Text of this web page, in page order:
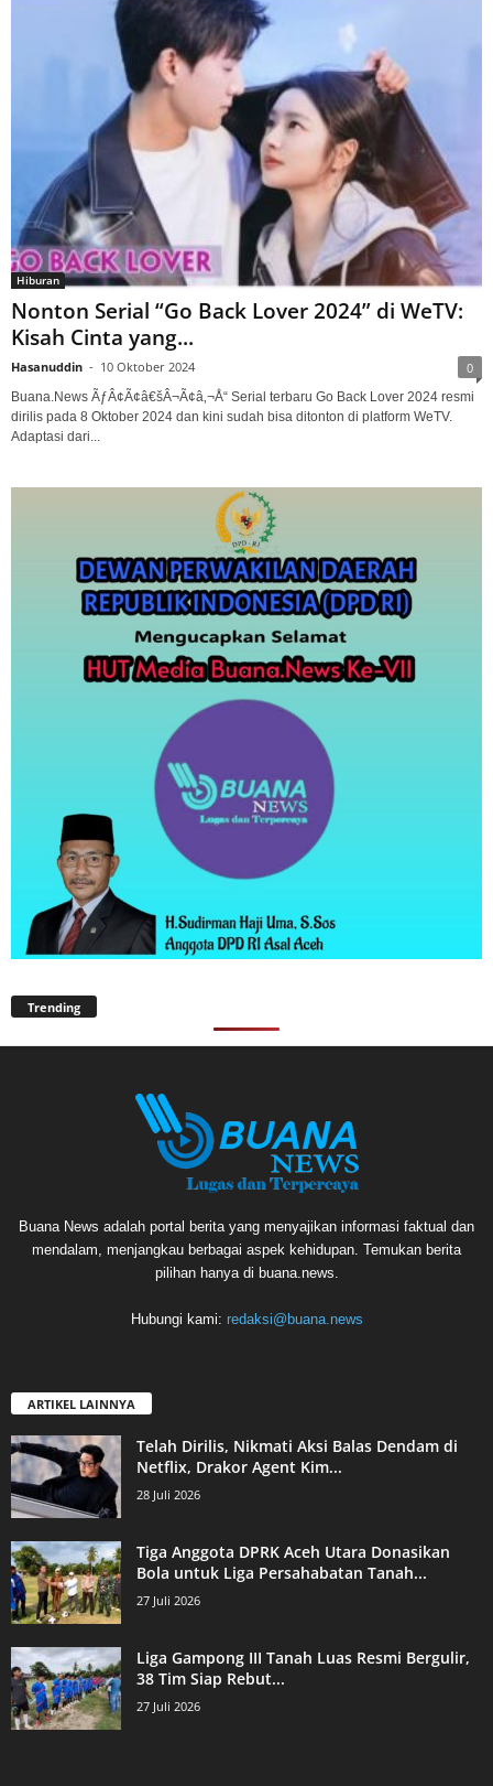
Hiburan
Nonton Serial “Go Back Lover 2024” di WeTV:
Kisah Cinta yang...
Hasanuddin - 10 Oktober 2024 0
Buana.News ÃƒÂ¢Ã¢â€šÂ¬Ã¢â‚¬Å“ Serial terbaru Go Back Lover 2024 resmi
dirilis pada 8 Oktober 2024 dan kini sudah bisa ditonton di platform WeTV.
Adaptasi dari...
Trending
Buana News adalah portal berita yang menyajikan informasi faktual dan
mendalam, menjangkau berbagai aspek kehidupan. Temukan berita
pilihan hanya di buana.news.
Hubungi kami: redaksi@buana.news
ARTIKEL LAINNYA
Telah Dirilis, Nikmati Aksi Balas Dendam di
Netflix, Drakor Agent Kim...
28 Juli 2026
Tiga Anggota DPRK Aceh Utara Donasikan
Bola untuk Liga Persahabatan Tanah...
27 Juli 2026
Liga Gampong III Tanah Luas Resmi Bergulir,
38 Tim Siap Rebut...
27 Juli 2026